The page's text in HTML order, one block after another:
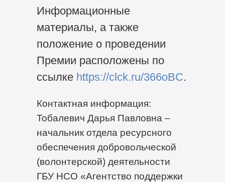
Информационные
материалы, а также
положение о проведении
Премии расположены по
ссылке https://clck.ru/366oBC.
Контактная информация:
Тобалевич Дарья Павловна –
начальник отдела ресурсного
обеспечения добровольческой
(волонтерской) деятельности
ГБУ НСО «Агентство поддержки